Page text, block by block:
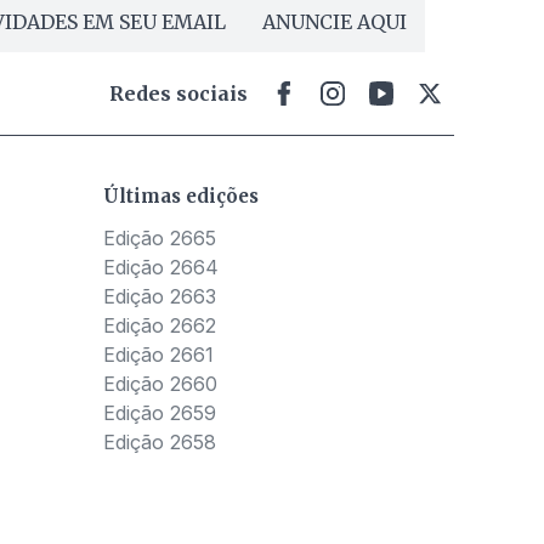
EM SEU EMAIL ANUNCIE AQUI
Redes sociais
Últimas edições
Edição 2665
Edição 2664
Edição 2663
Edição 2662
Edição 2661
Edição 2660
Edição 2659
Edição 2658